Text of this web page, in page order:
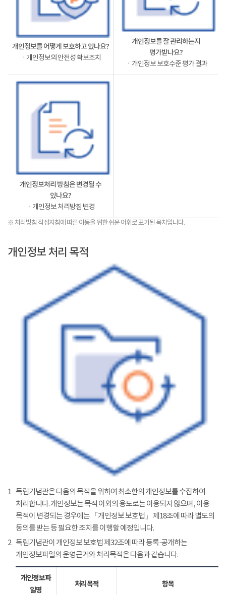
개인정보를 어떻게 보호하고 있나요?
ㆍ개인정보의 안전성 확보조치
개인정보를 잘 관리하는지
평가받나요?
ㆍ개인정보 보호수준 평가 결과
개인정보처리 방침은 변경될 수
있나요?
ㆍ개인정보 처리방침 변경
※ 처리방침 작성지침에 따른 아동을 위한 쉬운 어휘로 표기된 목차입니다.
개인정보 처리 목적
1 독립기념관은 다음의 목적을 위하여 최소한의 개인정보를 수집하여
처리합니다. 개인정보는 목적 이외의 용도로는 이용되지 않으며, 이용
목적이 변경되는 경우에는 「개인정보 보호법」 제18조에 따라 별도의
동의를 받는 등 필요한 조치를 이행할 예정입니다.
2 독립기념관이 개인정보 보호법 제32조에 따라 등록·공개하는
개인정보파일의 운영근거와 처리목적은 다음과 같습니다.
개인정보파
일명
처리목적 항목